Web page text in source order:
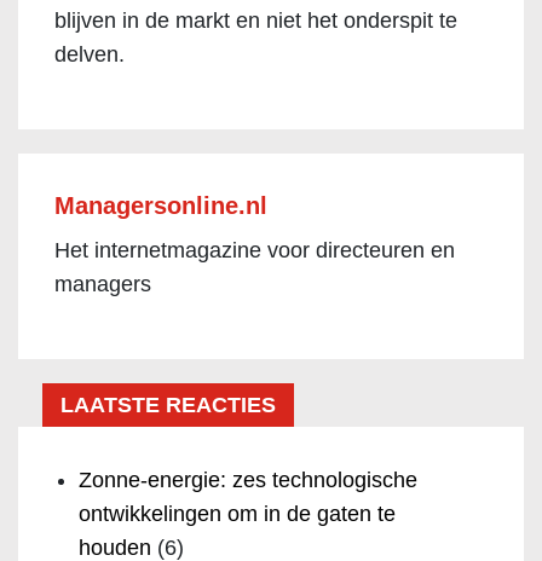
blijven in de markt en niet het onderspit te
delven.
Managersonline.nl
Het internetmagazine voor directeuren en
managers
LAATSTE REACTIES
Zonne-energie: zes technologische
ontwikkelingen om in de gaten te
houden (6)